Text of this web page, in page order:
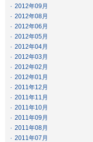
· 2012年09月
· 2012年08月
· 2012年06月
· 2012年05月
· 2012年04月
· 2012年03月
· 2012年02月
· 2012年01月
· 2011年12月
· 2011年11月
· 2011年10月
· 2011年09月
· 2011年08月
· 2011年07月